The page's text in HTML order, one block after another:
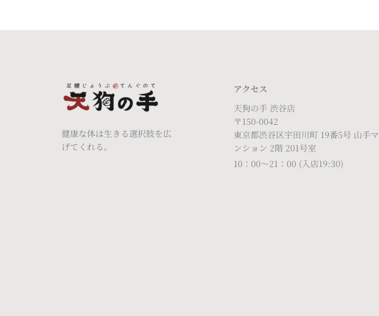
健康な体は生きる選択肢を広
げてくれる。
アクセス
天狗の手 渋谷店
〒150-0042
東京都渋谷区宇田川町 19番5号 山手マ
ンション 2階 201号室
10：00～21：00 (入店19:30)